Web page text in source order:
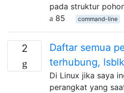
pada struktur
85
command-line
2
Daftar semua
terhubung,
Di Linux jika saya
perangkat yang